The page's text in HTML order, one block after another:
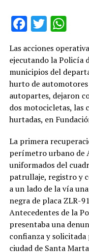
Facebook
Twitter
Las acciones
ejecutando la Policía
municipios del
hurto de
autopartes, dejaron
dos motocicletas, las
hurtadas, en
La primera
perímetro urbano de
uniformados del
patrullaje, registro y
a un lado de la vía
negra de placa ZLR-
Antecedentes de la
presentaba una
confianza y solicitada
ciudad de Santa